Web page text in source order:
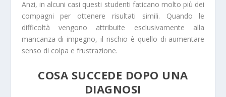
Anzi, in alcuni casi questi studenti faticano molto più dei
compagni per ottenere risultati simili. Quando le
difficoltà vengono attribuite esclusivamente alla
mancanza di impegno, il rischio è quello di aumentare
senso di colpa e frustrazione.
COSA SUCCEDE DOPO UNA
DIAGNOSI